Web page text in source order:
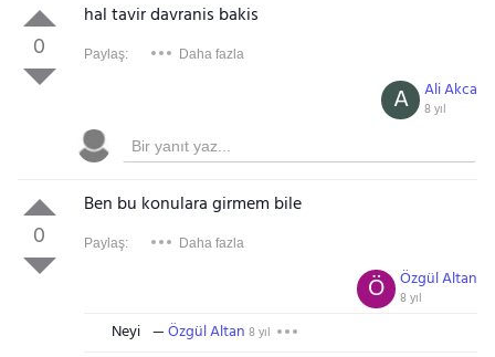
0
hal tavir davranis bakis
Paylaş: Daha fazla
Ali Akca
8 yıl
A
0
Ben bu konulara girmem bile
Paylaş: Daha fazla
Özgül Altan
8 yıl
Ö
Neyi Özgül Altan 8 yıl